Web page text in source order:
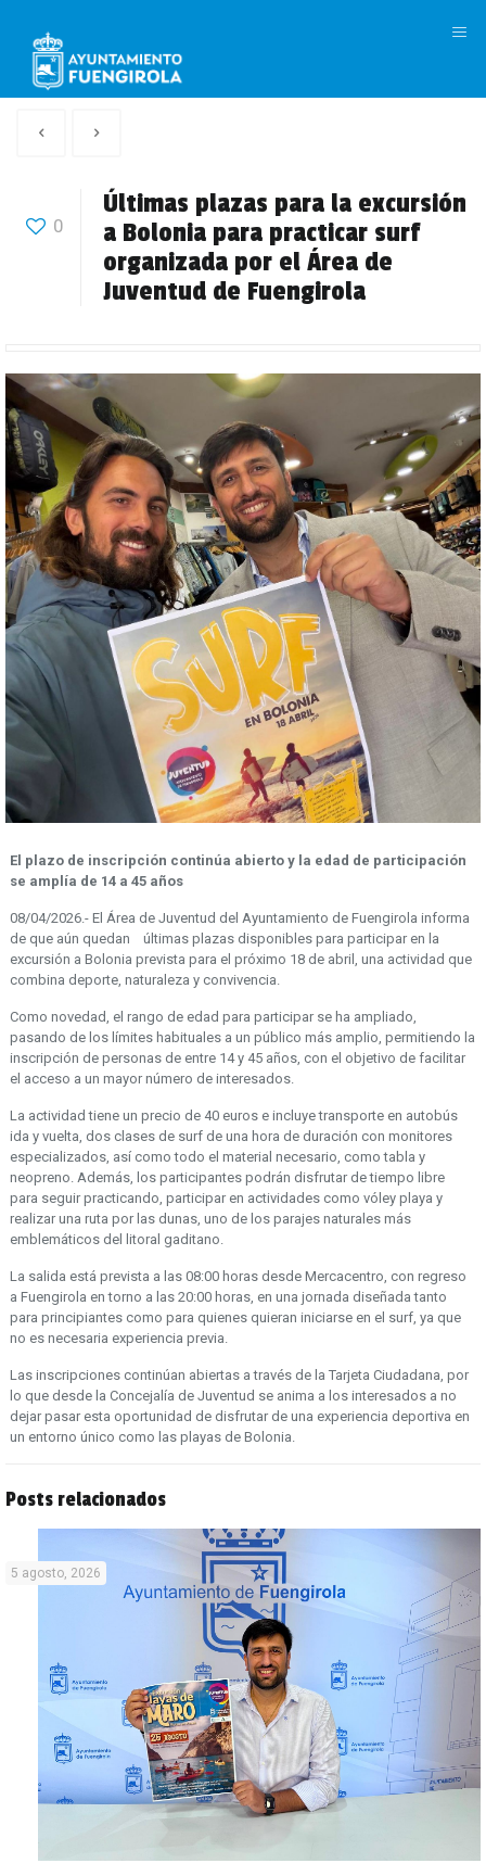
anterior
0
Últimas plazas para la excursión
a Bolonia para practicar surf
organizada por el Área de
Juventud de Fuengirola
El plazo de inscripción continúa abierto y la edad de participación
se amplía de 14 a 45 años
08/04/2026.- El Área de Juventud del Ayuntamiento de Fuengirola informa
de que aún quedan últimas plazas disponibles para participar en la
excursión a Bolonia prevista para el próximo 18 de abril, una actividad que
combina deporte, naturaleza y convivencia.
Como novedad, el rango de edad para participar se ha ampliado,
pasando de los límites habituales a un público más amplio, permitiendo la
inscripción de personas de entre 14 y 45 años, con el objetivo de facilitar
el acceso a un mayor número de interesados.
La actividad tiene un precio de 40 euros e incluye transporte en autobús
ida y vuelta, dos clases de surf de una hora de duración con monitores
especializados, así como todo el material necesario, como tabla y
neopreno. Además, los participantes podrán disfrutar de tiempo libre
para seguir practicando, participar en actividades como vóley playa y
realizar una ruta por las dunas, uno de los parajes naturales más
emblemáticos del litoral gaditano.
La salida está prevista a las 08:00 horas desde Mercacentro, con regreso
a Fuengirola en torno a las 20:00 horas, en una jornada diseñada tanto
para principiantes como para quienes quieran iniciarse en el surf, ya que
no es necesaria experiencia previa.
Las inscripciones continúan abiertas a través de la Tarjeta Ciudadana, por
lo que desde la Concejalía de Juventud se anima a los interesados a no
dejar pasar esta oportunidad de disfrutar de una experiencia deportiva en
un entorno único como las playas de Bolonia.
Posts relacionados
5 agosto, 2026